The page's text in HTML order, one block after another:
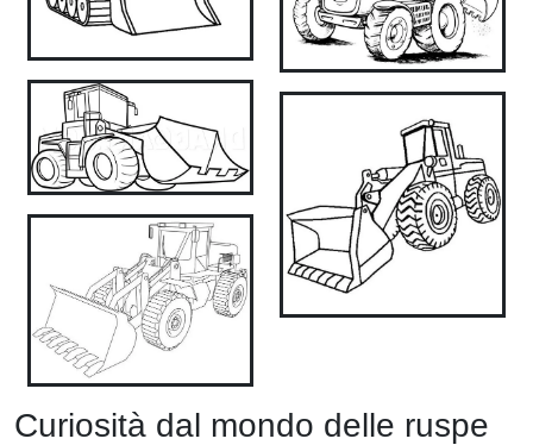
Curiosità dal mondo delle ruspe